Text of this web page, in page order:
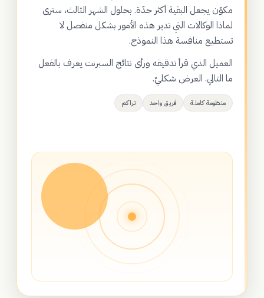
مكوّن يجعل البقية أكثر حدّة. بحلول الشهر الثالث، سترى
لماذا الوكالات التي تدير هذه الأمور بشكل منفصل لا
تستطيع منافسة هذا النموذج.
العميل الذي قرأ تدقيقه ورأى نتائج السبرنت يعرف بالفعل
ما التالي. العرض شكليّ.
منظومة كاملة فريق واحد تراكم